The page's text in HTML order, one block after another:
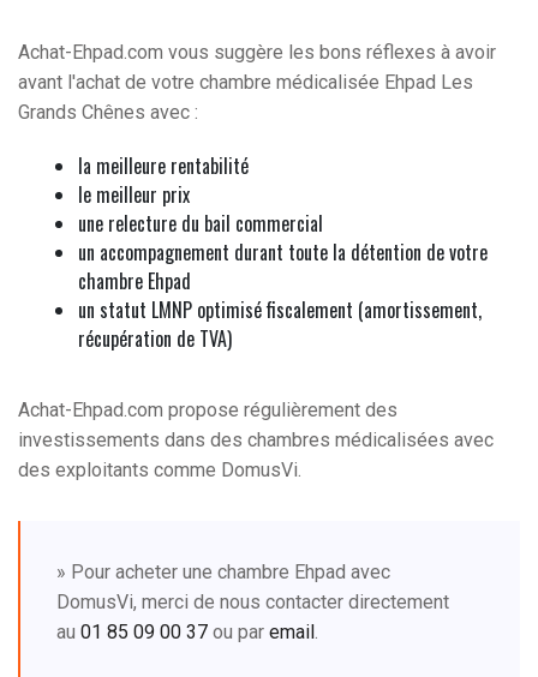
Achat-Ehpad.com vous suggère les bons réflexes à avoir
avant l'achat de votre chambre médicalisée Ehpad Les
Grands Chênes avec :
la meilleure rentabilité
le meilleur prix
une relecture du bail commercial
un accompagnement durant toute la détention de votre
chambre Ehpad
un statut LMNP optimisé fiscalement (amortissement,
récupération de TVA)
Achat-Ehpad.com propose régulièrement des
investissements dans des chambres médicalisées avec
des exploitants comme DomusVi.
» Pour acheter une chambre Ehpad avec
DomusVi, merci de nous contacter directement
au 01 85 09 00 37 ou par email.